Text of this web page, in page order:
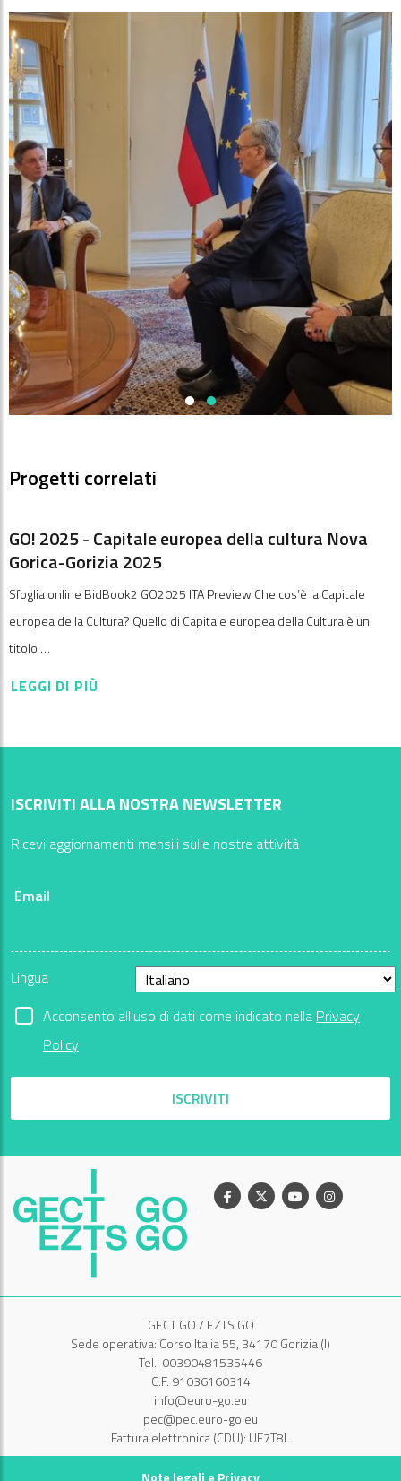
Progetti correlati
GO! 2025 - Capitale europea della cultura Nova
Gorica-Gorizia 2025
Sfoglia online BidBook2 GO2025 ITA Preview Che cos’è la Capitale
europea della Cultura? Quello di Capitale europea della Cultura è un
titolo …
LEGGI DI PIÙ
ISCRIVITI ALLA NOSTRA NEWSLETTER
Ricevi aggiornamenti mensili sulle nostre attività
Email
Lingua
Acconsento all'uso di dati come indicato nella Privacy
Policy
ISCRIVITI
Facebook
X YoutubeInstagram
GECT GO / EZTS GO
Sede operativa: Corso Italia 55, 34170 Gorizia (I)
Tel.: 00390481535446
C.F. 91036160314
info@euro-go.eu
pec@pec.euro-go.eu
Fattura elettronica (CDU): UF7T8L
Note legali e Privacy